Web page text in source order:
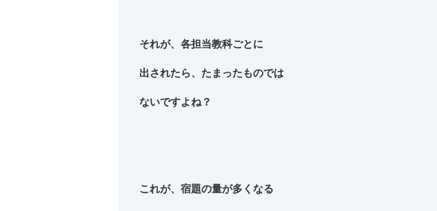
それが、各担当教科ごとに
出されたら、たまったものでは
ないですよね？
これが、宿題の量が多くなる